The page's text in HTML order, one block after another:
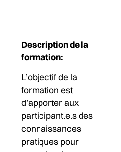
Description de la
formation:
L’objectif de la
formation est
d’apporter aux
participant.e.s des
connaissances
pratiques pour